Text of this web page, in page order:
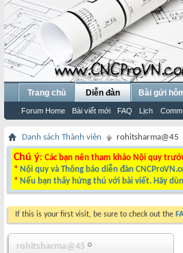
Trang chủ Diễn đàn
Forum Home Bài viết mới FAQ Lịch
Bài gửi
Danh sách Thành viên rohitsharma@45
Chú ý: Các bạn nên tham khảo Nội quy
* Nội quy và Thông báo diễn đàn
* Nếu bạn thấy hứng thú với bài viết. Hãy
If this is your first visit, be sure to check out the
rohitsharma@45